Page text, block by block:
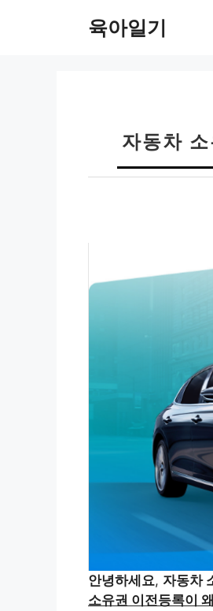
육아일기
자동차
안녕하세요, 자동차
소유권 이전등록이